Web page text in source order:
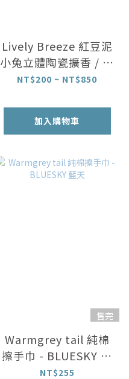
Lively Breeze 紅豆泥
小兔立體陶瓷擴香 / 精
油組合
NT$200 ~ NT$850
加入購物車
售完
Warmgrey tail 純棉
擦手巾 - BLUESKY 藍
天
NT$255